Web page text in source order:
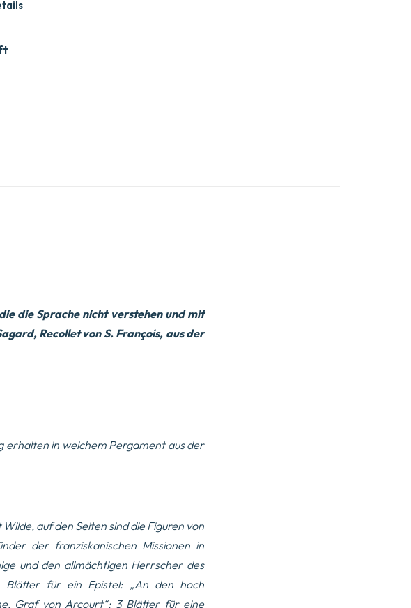
die Sprache nicht verstehen und mit
Recollet von S. François, aus der
erhalten in weichem Pergament aus der
auf den Seiten sind die Figuren von
der franziskanischen Missionen in
und den allmächtigen Herrscher des
Blätter für ein Epistel: „An den hoch
Graf von Arcourt“; 3 Blätter für eine